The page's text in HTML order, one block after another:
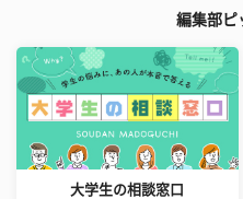
編集部ピ
大学生の相談窓口